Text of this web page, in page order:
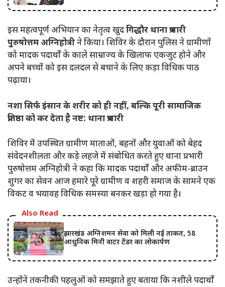
इस महत्वपूर्ण अभियान का नेतृत्व खुदगिद्धौर थाना प्रभारी
पुरुषोत्तम अग्निहोत्रीने किया। शिविर के दौरान पुलिस ने ग्रामीणों
को मादक पदार्थों के काले साम्राज्य के खिलाफ एकजुट होने और
अपने बच्चों को इस दलदल से बचाने के लिए कड़ा विधिक पाठ
पढ़ाया।
नशा सिर्फ इंसान के शरीर को ही नहीं, बल्कि पूरी सामाजिक
प्रतिष्ठा को कर देता है नष्ट: थाना प्रभारी
शिविर में उपस्थित ग्रामीण माताओं, बहनों और युवाओं को बेहद
संवेदनशीलता और कड़े लहजे में संबोधित करते हुए थाना प्रभारी
पुरुषोत्तम अग्निहोत्री ने कहा कि मादक पदार्थों और अफीम-ब्राउन
शुगर का सेवन आज हमारे पूरे ग्रामीण व शहरी समाज के सामने एक
विकट व भयावह विधिक समस्या बनकर खड़ा हो गया है।
Also Read
झारखंड अग्निशमन सेवा को मिली नई ताकत, 58
आधुनिक मिनी वाटर टेंडर का लोकार्पण
उन्होंने तकनीकी पहलुओं को समझाते हुए बताया कि नशीले पदार्थों